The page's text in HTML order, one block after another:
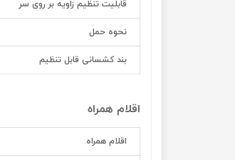
قابلیت تنظیم زاویه بر روی سر
نحوه حمل
بند کشسانی قابل تنظیم
اقلام همراه
اقلام همراه